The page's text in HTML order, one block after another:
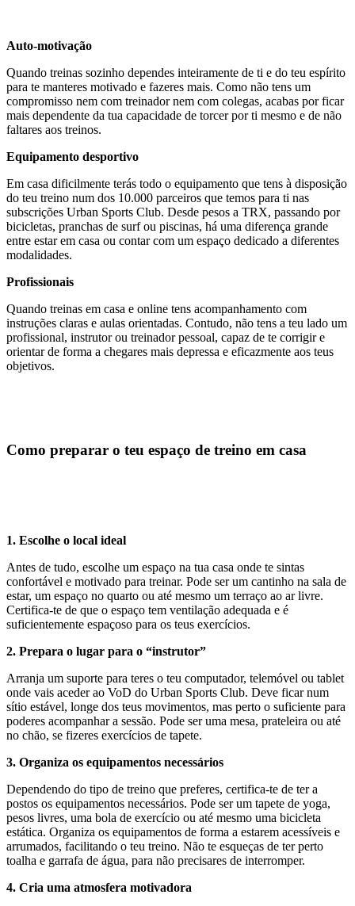
Auto-motivação
Quando treinas sozinho dependes inteiramente de ti e do teu espírito
para te manteres motivado e fazeres mais. Como não tens um
compromisso nem com treinador nem com colegas, acabas por ficar
mais dependente da tua capacidade de torcer por ti mesmo e de não
faltares aos treinos.
Equipamento desportivo
Em casa dificilmente terás todo o equipamento que tens à disposição
do teu treino num dos 10.000 parceiros que temos para ti nas
subscrições Urban Sports Club. Desde pesos a TRX, passando por
bicicletas, pranchas de surf ou piscinas, há uma diferença grande
entre estar em casa ou contar com um espaço dedicado a diferentes
modalidades.
Profissionais
Quando treinas em casa e online tens acompanhamento com
instruções claras e aulas orientadas. Contudo, não tens a teu lado um
profissional, instrutor ou treinador pessoal, capaz de te corrigir e
orientar de forma a chegares mais depressa e eficazmente aos teus
objetivos.
Como preparar o teu espaço de treino em casa
1. Escolhe o local ideal
Antes de tudo, escolhe um espaço na tua casa onde te sintas
confortável e motivado para treinar. Pode ser um cantinho na sala de
estar, um espaço no quarto ou até mesmo um terraço ao ar livre.
Certifica-te de que o espaço tem ventilação adequada e é
suficientemente espaçoso para os teus exercícios.
2. Prepara o lugar para o “instrutor”
Arranja um suporte para teres o teu computador, telemóvel ou tablet
onde vais aceder ao VoD do Urban Sports Club. Deve ficar num
sítio estável, longe dos teus movimentos, mas perto o suficiente para
poderes acompanhar a sessão. Pode ser uma mesa, prateleira ou até
no chão, se fizeres exercícios de tapete.
3. Organiza os equipamentos necessários
Dependendo do tipo de treino que preferes, certifica-te de ter a
postos os equipamentos necessários. Pode ser um tapete de yoga,
pesos livres, uma bola de exercício ou até mesmo uma bicicleta
estática. Organiza os equipamentos de forma a estarem acessíveis e
arrumados, facilitando o teu treino. Não te esqueças de ter perto
toalha e garrafa de água, para não precisares de interromper.
4. Cria uma atmosfera motivadora